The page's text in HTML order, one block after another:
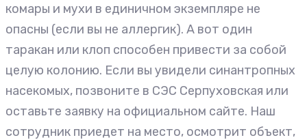
комары и мухи в единичном экземпляре не
опасны (если вы не аллергик). А вот один
таракан или клоп способен привести за собой
целую колонию. Если вы увидели синантропных
насекомых, позвоните в СЭС Серпуховская или
оставьте заявку на официальном сайте. Наш
сотрудник приедет на место, осмотрит объект,